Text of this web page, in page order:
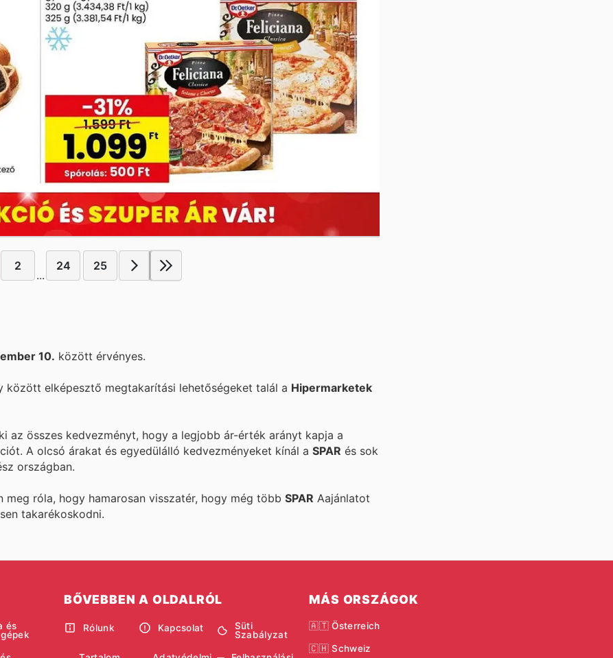
2
...
24 25
10. között érvényes.
között elképesztő megtakarítási lehetőségeket talál a Hipermarketek
az összes kedvezményt, hogy a legjobb ár-érték arányt kapja a
A olcsó árakat és egyedülálló kedvezményeket kínál a SPAR és sok
országban.
róla, hogy hamarosan visszatér, hogy még több SPAR Aajánlatot
takarékoskodni.
és
BŐVEBBEN A OLDALRÓL
Rólunk Kapcsolat
Süti
Szabályzat
MÁS ORSZÁGOK
🇦🇹 Österreich
🇨🇭 Schweiz